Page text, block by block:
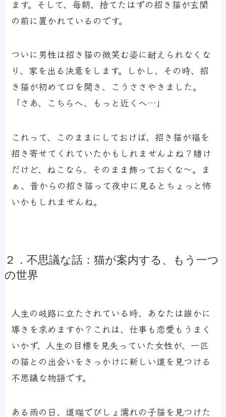
ます。そして、毎朝、捨てたはずの招き猫が玄関
の前に置かれているのです。
ついに男性は招き猫の微笑む姿に耐えられなくな
り、家を出る決意をします。しかし、その時、招
き猫が初めて口を開き、こうささやきました。
「さあ、こちらへ、もっと近くへ…」
これって、このままにしておけば、招き猫が福を
招き寄せてくれていたかもしれませんよね？賭け
だけど、ねこなら、そのまま飾っておくな～。ま
ぁ、昔からの招き猫って夜中に見るとちょっと怖
いかもしれませんね。
２．不思議な話：猫が案内する、もう一つ
の世界
人生の岐路に立たされている時、あなたは誰かに
導きを求めますか？これは、仕事も恋愛もうまく
いかず、人生の目標を見失っていた女性が、一匹
の猫との出会いをきっかけに新しい道を見つける
不思議な物語です。
ある雨の日、道端でびしょ濡れの子猫を見つけた